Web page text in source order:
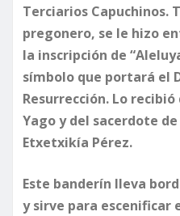
Terciarios Capuchinos.
pregonero, se le hizo
la inscripción de
símbolo que portará el
Resurrección. Lo
Yago y del sacerdote
Etxetxikía Pérez.
Este banderín lleva
y sirve para escenificar